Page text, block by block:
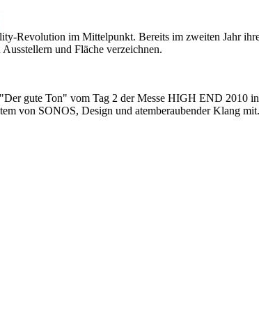
Revolution im Mittelpunkt. Bereits im zweiten Jahr
und Fläche verzeichnen.
gute Ton" vom Tag 2 der Messe HIGH END 2010 in
von SONOS, Design und atemberaubender Klang